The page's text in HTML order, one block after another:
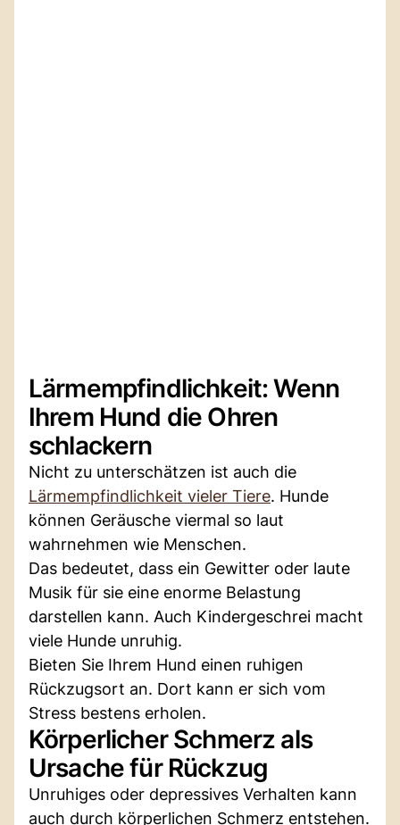
Lärmempfindlichkeit: Wenn
Ihrem Hund die Ohren
schlackern
Nicht zu unterschätzen ist auch die
Lärmempfindlichkeit vieler Tiere. Hunde
können Geräusche viermal so laut
wahrnehmen wie Menschen.
Das bedeutet, dass ein Gewitter oder laute
Musik für sie eine enorme Belastung
darstellen kann. Auch Kindergeschrei macht
viele Hunde unruhig.
Bieten Sie Ihrem Hund einen ruhigen
Rückzugsort an. Dort kann er sich vom
Stress bestens erholen.
Körperlicher Schmerz als
Ursache für Rückzug
Unruhiges oder depressives Verhalten kann
auch durch körperlichen Schmerz entstehen.